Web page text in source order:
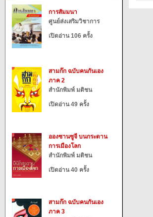
การสัมมนา
ศูนย์ส่งเสริมวิชาการ
เปิดอ่าน 106 ครั้ง
สามก๊ก ฉบับคนกันเอง
ภาค 2
สำนักพิมพ์ มติชน
เปิดอ่าน 49 ครั้ง
อองซานซูจี บนกระดาน
การเมืองโลก
สำนักพิมพ์ มติชน
เปิดอ่าน 40 ครั้ง
สามก๊ก ฉบับคนกันเอง
ภาค 3